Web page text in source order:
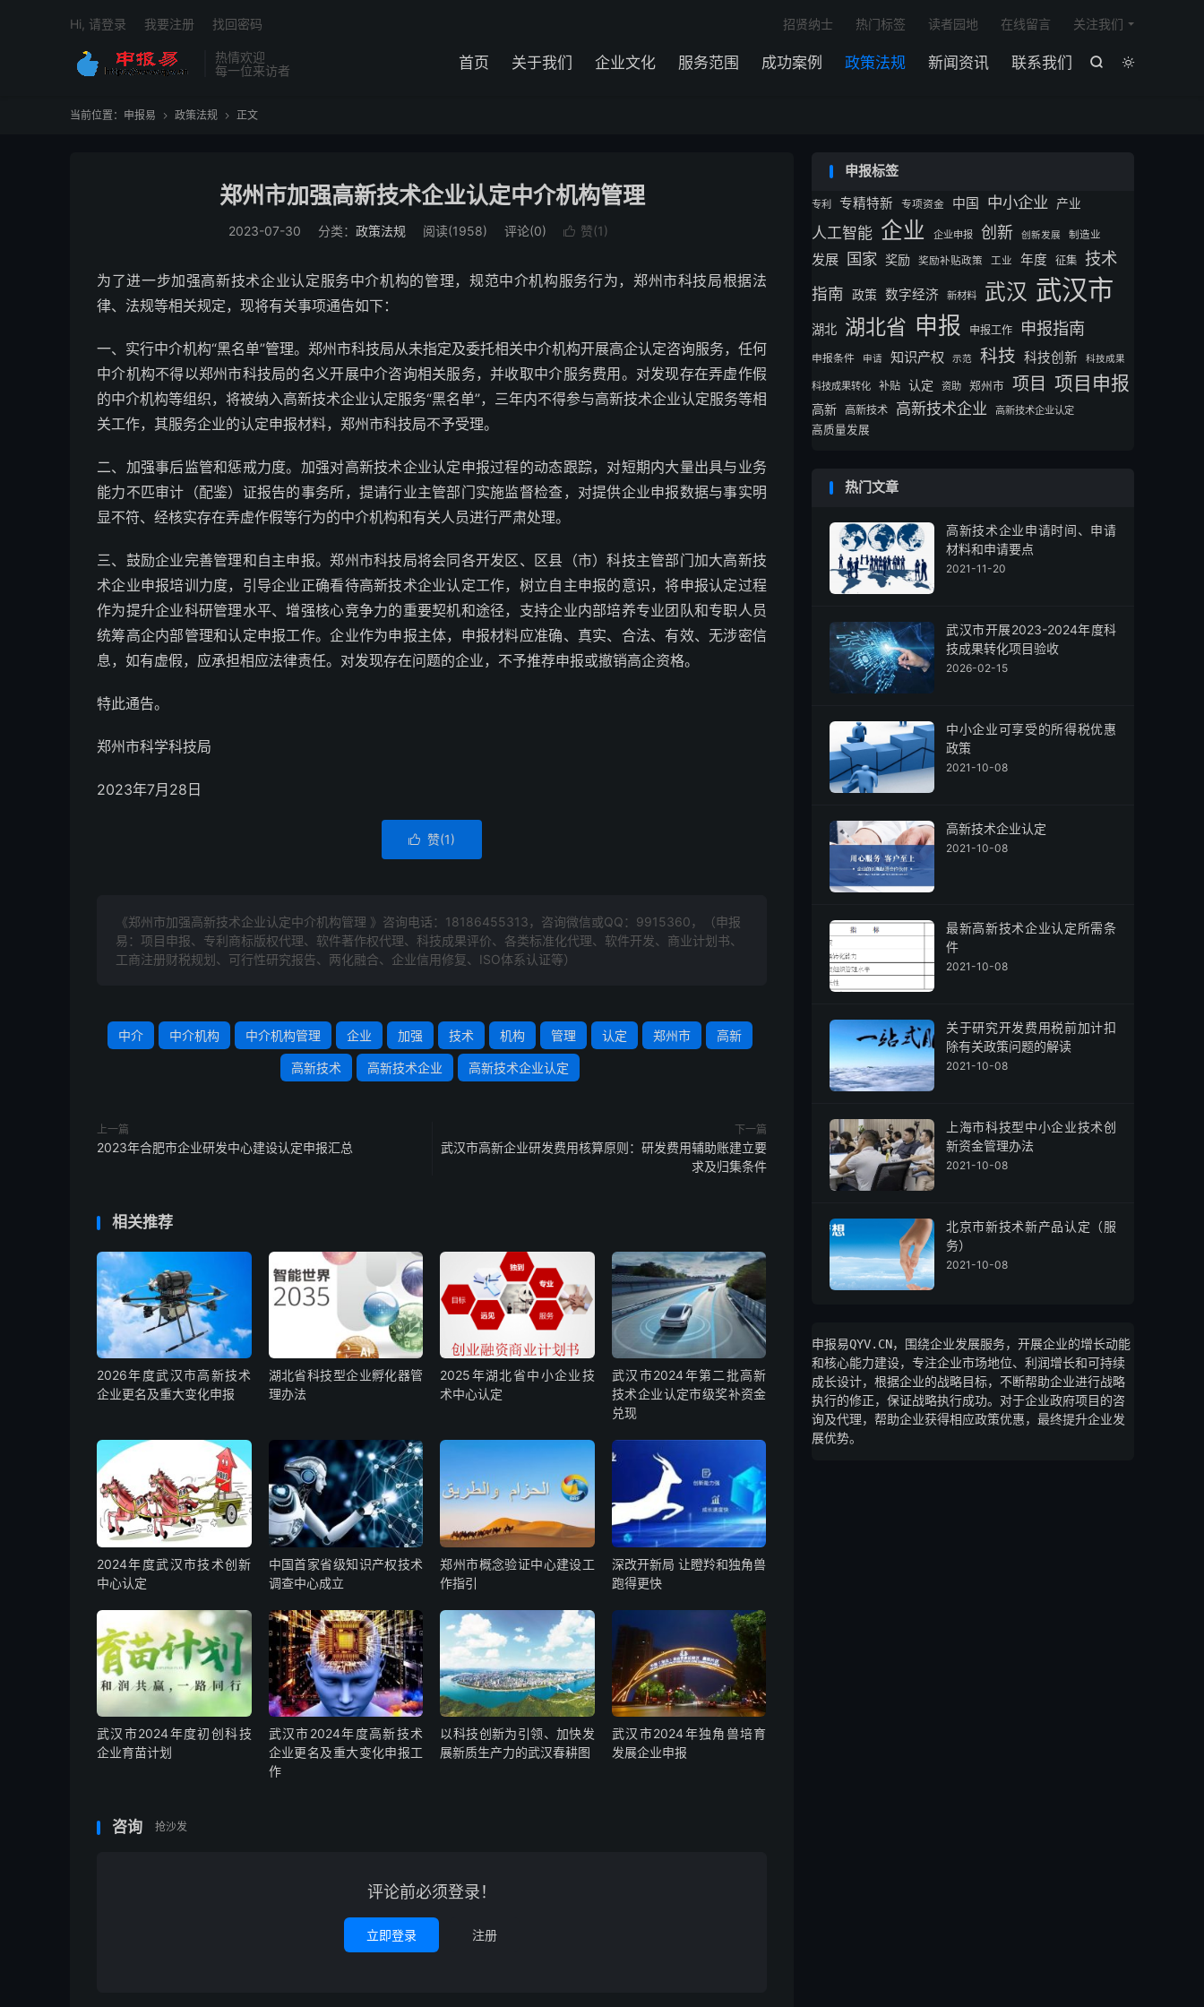
热情欢迎
每一位来访者


首页 关于我们 企业文化 服务范围 成功案例 政策法规 新闻资讯 联系我们
招贤纳士 热门标签 读者园地 在线留言 关注我们
Hi, 请登录 我要注册 找回密码
当前位置： 申报易  政策法规  正文
郑州市加强高新技术企业认定中介机构管理
2023-07-30 分类： 政策法规 阅读(1958) 评论(0)  赞(1)
为了进一步加强高新技术企业认定服务中介机构的管理，规范中介机构服务行为，郑州市科技局根据法
律、法规等相关规定，现将有关事项通告如下：
一、实行中介机构“黑名单”管理。郑州市科技局从未指定及委托相关中介机构开展高企认定咨询服务，任何
中介机构不得以郑州市科技局的名义开展中介咨询相关服务，并收取中介服务费用。对发现存在弄虚作假
的中介机构等组织，将被纳入高新技术企业认定服务“黑名单”，三年内不得参与高新技术企业认定服务等相
关工作，其服务企业的认定申报材料，郑州市科技局不予受理。
二、加强事后监管和惩戒力度。加强对高新技术企业认定申报过程的动态跟踪，对短期内大量出具与业务
能力不匹审计（配鉴）证报告的事务所，提请行业主管部门实施监督检查，对提供企业申报数据与事实明
显不符、经核实存在弄虚作假等行为的中介机构和有关人员进行严肃处理。
三、鼓励企业完善管理和自主申报。郑州市科技局将会同各开发区、区县（市）科技主管部门加大高新技
术企业申报培训力度，引导企业正确看待高新技术企业认定工作，树立自主申报的意识，将申报认定过程
作为提升企业科研管理水平、增强核心竞争力的重要契机和途径，支持企业内部培养专业团队和专职人员
统筹高企内部管理和认定申报工作。企业作为申报主体，申报材料应准确、真实、合法、有效、无涉密信
息，如有虚假，应承担相应法律责任。对发现存在问题的企业，不予推荐申报或撤销高企资格。
特此通告。
郑州市科学科技局
2023年7月28日
 赞(1)
《郑州市加强高新技术企业认定中介机构管理 》咨询电话： 18186455313 ，咨询微信或QQ：9915360，（申报
易：项目申报、专利商标版权代理、软件著作权代理、科技成果评价、各类标准化代理、软件开发、商业计划书、
工商注册财税规划、可行性研究报告、两化融合、企业信用修复、ISO体系认证等）
中介 中介机构 中介机构管理 企业 加强 技术 机构 管理 认定 郑州市 高新
高新技术 高新技术企业 高新技术企业认定
上一篇
2023年合肥市企业研发中心建设认定申报汇总
下一篇
武汉市高新企业研发费用核算原则：研发费用辅助账建立要
求及归集条件
相关推荐
2026年度武汉市高新技术
企业更名及重大变化申报
湖北省科技型企业孵化器管
理办法
2025年湖北省中小企业技
术中心认定
武汉市2024年第二批高新
技术企业认定市级奖补资金
兑现
2024年度武汉市技术创新
中心认定
中国首家省级知识产权技术
调查中心成立
郑州市概念验证中心建设工
作指引
深改开新局 让瞪羚和独角兽
跑得更快
武汉市2024年度初创科技
企业育苗计划
武汉市2024年度高新技术
企业更名及重大变化申报工
作
以科技创新为引领、加快发
展新质生产力的武汉春耕图
武汉市2024年独角兽培育
发展企业申报
咨询 抢沙发
评论前必须登录！
立即登录 注册
申报标签
专利 专精特新 专项资金 中国 中小企业 产业
人工智能 企业 企业申报 创新 创新发展 制造业
发展 国家 奖励 奖励补贴政策 工业 年度 征集 技术
指南 政策 数字经济 新材料 武汉 武汉市
湖北 湖北省 申报 申报工作 申报指南
申报条件 申请 知识产权 示范 科技 科技创新 科技成果
科技成果转化 补贴 认定 资助 郑州市 项目 项目申报
高新 高新技术 高新技术企业 高新技术企业认定
高质量发展
热门文章
高新技术企业申请时间、申请
材料和申请要点
2021-11-20
武汉市开展2023-2024年度科
技成果转化项目验收
2026-02-15
中小企业可享受的所得税优惠
政策
2021-10-08
高新技术企业认定
2021-10-08
最新高新技术企业认定所需条
件
2021-10-08
关于研究开发费用税前加计扣
除有关政策问题的解读
2021-10-08
上海市科技型中小企业技术创
新资金管理办法
2021-10-08
北京市新技术新产品认定（服
务）
2021-10-08
申报易QYV.CN，围绕企业发展服务，开展企业的增长动能
和核心能力建设，专注企业市场地位、利润增长和可持续
成长设计，根据企业的战略目标，不断帮助企业进行战略
执行的修正，保证战略执行成功。对于企业政府项目的咨
询及代理，帮助企业获得相应政策优惠，最终提升企业发
展优势。